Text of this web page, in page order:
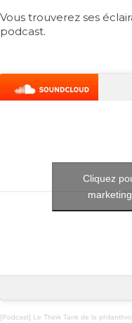
Vous trouverez ses
podcast.
Cliquez
[Podcast] Le Think Tank de la